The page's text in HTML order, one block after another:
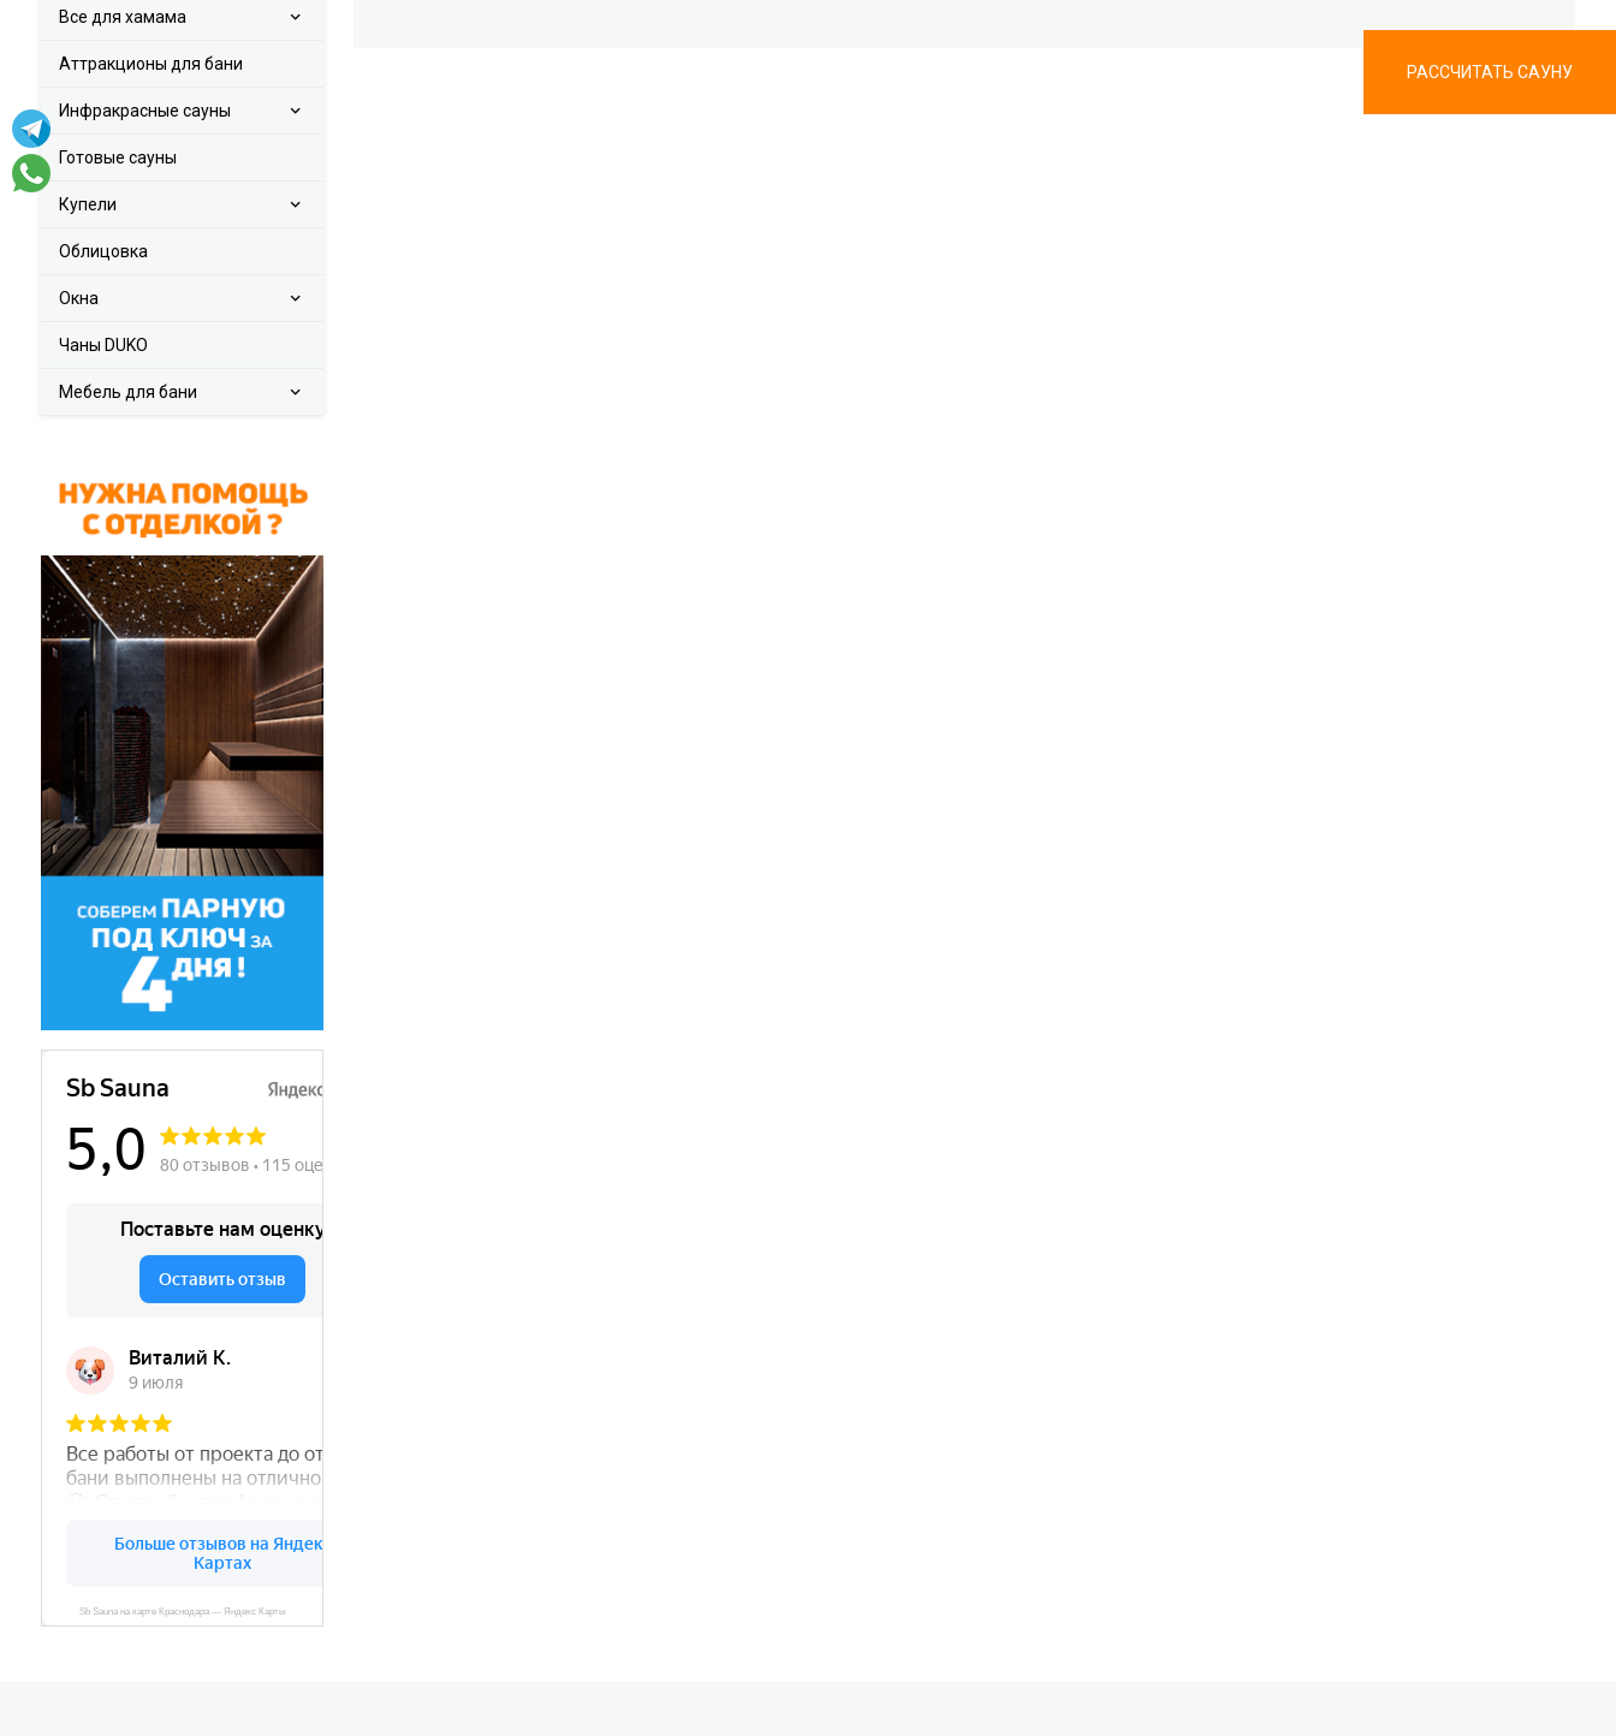
РАССЧИТАТЬ САУНУ
Все для хамама
Аттракционы для бани
Инфракрасные сауны
Готовые сауны
Купели
Облицовка
Окна
Чаны DUKO
Мебель для бани